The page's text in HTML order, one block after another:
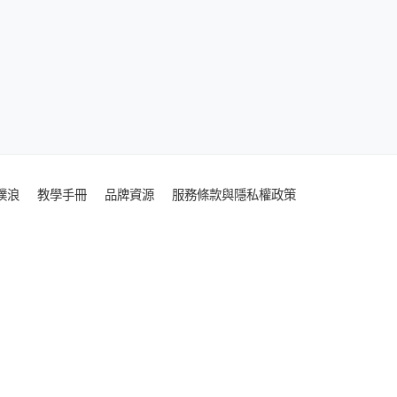
浪 教學手冊 品牌資源 服務條款與隱私權政策